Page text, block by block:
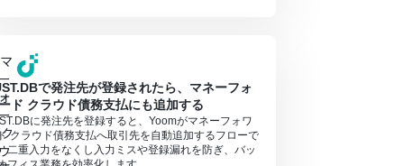
で発注先が登録されたら、マネーフォ
ド クラウド債務支払にも追加する
に発注先を登録すると、Yoomがマネーフォワ
クラウド債務支払へ取引先を自動追加するフローで
二重入力をなくし入力ミスや登録漏れを防ぎ、バッ